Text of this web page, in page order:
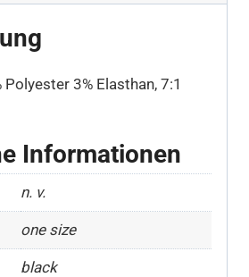
Polyester 3% Elasthan, 7:1
Informationen
n. v.
one size
black